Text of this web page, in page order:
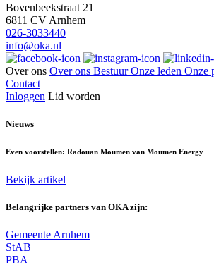
Bovenbeekstraat 21
6811 CV Arnhem
026-3033440
info@oka.nl
Over ons Over ons BestuurOnze leden Onze
Contact
Inloggen Lid worden
Nieuws
Even voorstellen: Radouan Moumen van Moumen Energy
Bekijk artikel
Belangrijke partners van OKA zijn:
Gemeente Arnhem
StAB
PBA